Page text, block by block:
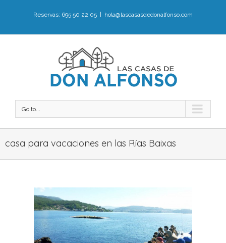
Reservas: 695 50 22 05 hola@lascasasdedonalfonso.com
Go to...
casa para vacaciones en las Rías Baixas